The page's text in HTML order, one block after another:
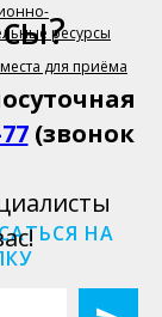
(звонок
ресурсы
для приёма
НА